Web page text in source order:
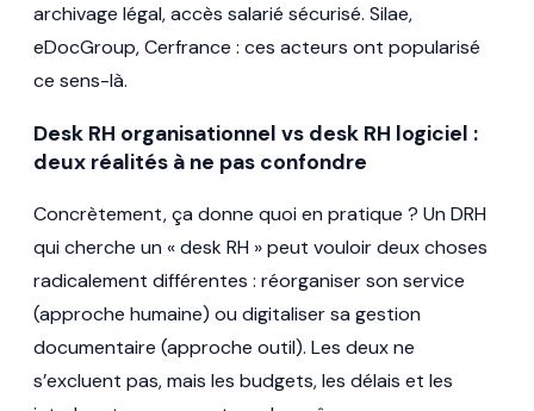
archivage légal, accès salarié sécurisé. Silae,
eDocGroup, Cerfrance : ces acteurs ont popularisé
ce sens-là.
Desk RH organisationnel vs desk RH logiciel :
deux réalités à ne pas confondre
Concrètement, ça donne quoi en pratique ? Un DRH
qui cherche un « desk RH » peut vouloir deux choses
radicalement différentes : réorganiser son service
(approche humaine) ou digitaliser sa gestion
documentaire (approche outil). Les deux ne
s’excluent pas, mais les budgets, les délais et les